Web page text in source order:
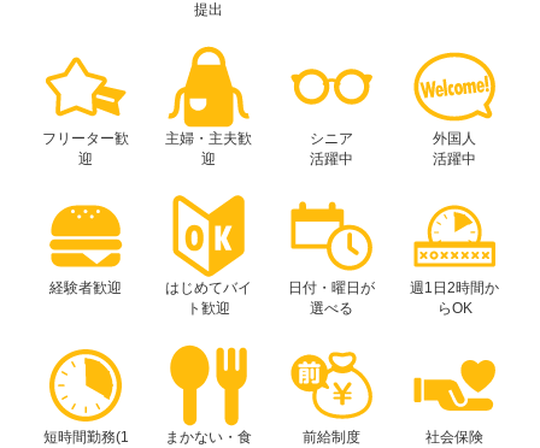
提出
フリーター歓
迎
主婦・主夫歓
迎
シニア
活躍中
外国人
活躍中
経験者歓迎
はじめてバイ
ト歓迎
日付・曜日が
選べる
週1日2時間か
らOK
短時間勤務(1
まかない・食
前給制度
社会保険